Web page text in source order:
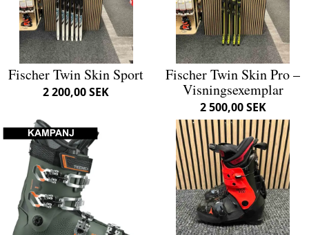
Fischer Twin Skin Sport
2 200,00 SEK
Fischer Twin Skin Pro –
Visningsexemplar
2 500,00 SEK